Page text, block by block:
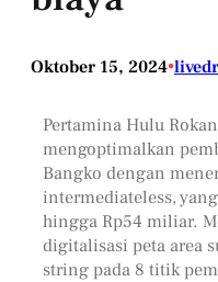
Oktober 15, 2024•
Pertamina Hulu
mengoptimalkan
Bangko dengan
intermediateless,
hingga Rp54 miliar.
digitalisasi peta area
string pada 8 titik